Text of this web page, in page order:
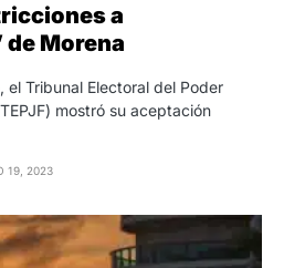
a
Morena
el Tribunal Electoral del Poder
mostró su aceptación
19, 2023